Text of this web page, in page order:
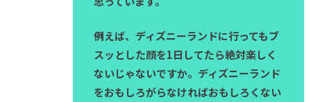
例えば、ディズニーランドに行ってもブ
スッとした顔を1日してたら絶対楽しく
ないじゃないですか。ディズニーランド
をおもしろがらなければおもしろくない